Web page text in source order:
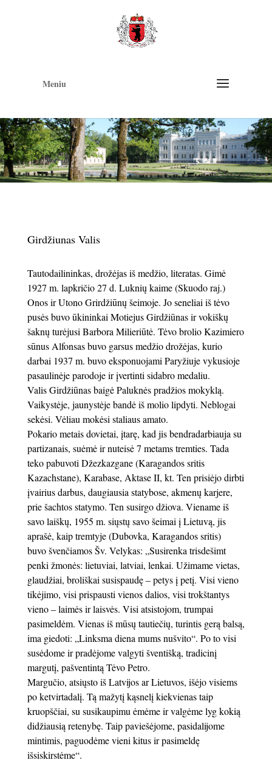
Meniu
Girdžiunas Valis
Tautodailininkas, drožėjas iš medžio, literatas. Gimė
1927 m. lapkričio 27 d. Luknių kaime (Skuodo raj.)
Onos ir Utono Grirdžiūnų šeimoje. Jo seneliai iš tėvo
pusės buvo ūkininkai Motiejus Girdžiūnas ir vokiškų
šaknų turėjusi Barbora Milieriūtė. Tėvo brolio Kazimiero
sūnus Alfonsas buvo garsus medžio drožėjas, kurio
darbai 1937 m. buvo eksponuojami Paryžiuje vykusioje
pasaulinėje parodoje ir įvertinti sidabro medaliu.
Valis Girdžiūnas baigė Paluknės pradžios mokyklą.
Vaikystėje, jaunystėje bandė iš molio lipdyti. Neblogai
sekėsi. Vėliau mokėsi staliaus amato.
Pokario metais dovietai, įtarę, kad jis bendradarbiauja su
partizanais, suėmė ir nuteisė 7 metams tremties. Tada
teko pabuvoti Džezkazgane (Karagandos sritis
Kazachstane), Karabase, Aktase II, kt. Ten prisiėjo dirbti
įvairius darbus, daugiausia statybose, akmenų karjere,
prie šachtos statymo. Ten susirgo džiova. Viename iš
savo laiškų, 1955 m. siųstų savo šeimai į Lietuvą, jis
aprašė, kaip tremtyje (Dubovka, Karagandos sritis)
buvo švenčiamos Šv. Velykas: „Susirenka trisdešimt
penki žmonės: lietuviai, latviai, lenkai. Užimame vietas,
glaudžiai, broliškai susispaudę – petys į petį. Visi vieno
tikėjimo, visi prispausti vienos dalios, visi trokštantys
vieno – laimės ir laisvės. Visi atsistojom, trumpai
pasimeldėm. Vienas iš mūsų tautiečių, turintis gerą balsą,
ima giedoti: „Linksma diena mums nušvito“. Po to visi
susėdome ir pradėjome valgyti šventišką, tradicinį
margutį, pašventintą Tėvo Petro.
Margučio, atsiųsto iš Latvijos ar Lietuvos, išėjo visiems
po ketvirtadalį. Tą mažytį kąsnelį kiekvienas taip
kruopščiai, su susikaupimu ėmėme ir valgėme lyg kokią
didžiausią retenybę. Taip paviešėjome, pasidalijome
mintimis, paguodėme vieni kitus ir pasimeldę
išsiskirstėme“.